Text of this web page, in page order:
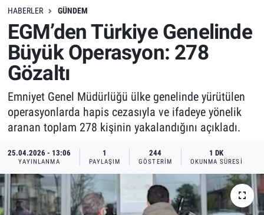
HABERLER GÜNDEM
EGM’den Türkiye Genelinde
Büyük Operasyon: 278
Gözaltı
Emniyet Genel Müdürlüğü ülke genelinde yürütülen
operasyonlarda hapis cezasıyla ve ifadeye yönelik
aranan toplam 278 kişinin yakalandığını açıkladı.
25.04.2026 - 13:06
YAYINLANMA
1
PAYLAŞIM
244
GÖSTERIM
1 DK
OKUNMA SÜRESI